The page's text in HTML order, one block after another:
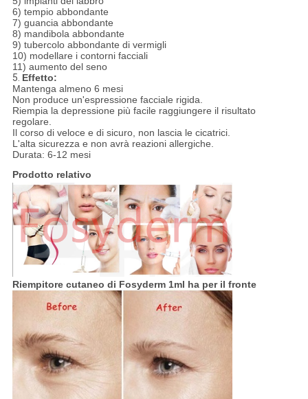
6) tempio abbondante
7) guancia abbondante
8) mandibola abbondante
9) tubercolo abbondante di vermigli
10) modellare i contorni facciali
11) aumento del seno
5. Effetto:
Mantenga almeno 6 mesi
Non produce un'espressione facciale rigida.
Riempia la depressione più facile raggiungere il risultato
regolare.
Il corso di veloce e di sicuro, non lascia le cicatrici.
L'alta sicurezza e non avrà reazioni allergiche.
Durata: 6-12 mesi
Prodotto relativo
Riempitore cutaneo di Fosyderm 1ml ha per il fronte